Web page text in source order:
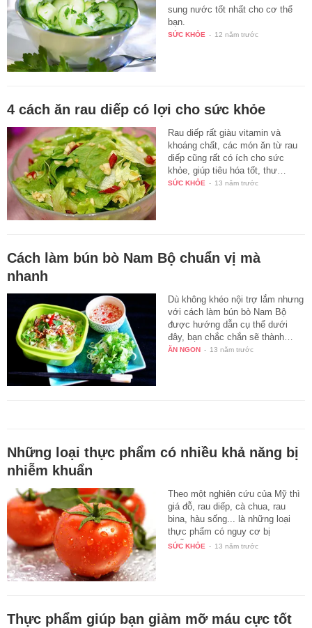
sung nước tốt nhất cho cơ thể
bạn.
SỨC KHỎE - 12 năm trước
4 cách ăn rau diếp có lợi cho sức khỏe
Rau diếp rất giàu vitamin và
khoáng chất, các món ăn từ rau
diếp cũng rất có ích cho sức
khỏe, giúp tiêu hóa tốt, thư…
SỨC KHỎE - 13 năm trước
Cách làm bún bò Nam Bộ chuẩn vị mà
nhanh
Dù không khéo nội trợ lắm nhưng
với cách làm bún bò Nam Bộ
được hướng dẫn cụ thể dưới
đây, bạn chắc chắn sẽ thành…
ĂN NGON - 13 năm trước
Những loại thực phẩm có nhiều khả năng bị
nhiễm khuẩn
Theo một nghiên cứu của Mỹ thì
giá đỗ, rau diếp, cà chua, rau
bina, hàu sống... là những loại
thực phẩm có nguy cơ bị
nhiễm…
SỨC KHỎE - 13 năm trước
Thực phẩm giúp bạn giảm mỡ máu cực tốt